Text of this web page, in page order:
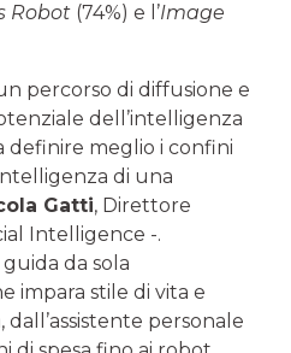
Robot (74%) e l’Image
percorso di diffusione e
dell’intelligenza
definire meglio i confini
di una
Gatti, Direttore
Intelligence -.
da sola
impara stile di vita e
personale